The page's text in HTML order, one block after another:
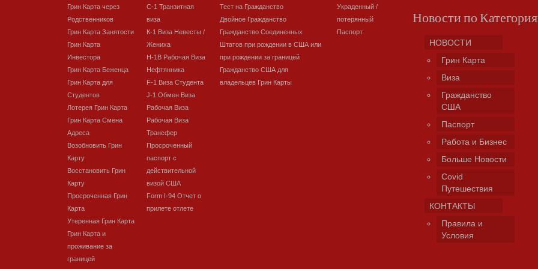
Грин Карта через
Родственников
Грин Карта Занятости
Грин Карта
Инвестора
Грин Карта Беженца
Грин Карта для
Студентов
Лотерея Грин Карта
Грин Карта Смена
Адреса
Возобновить Грин
Карту
Восстановить Грин
Карту
Просроченная Грин
Карта
Утеренная Грин Карта
Грин Карта и
проживание за
границей
C-1 Транзитная
виза
К-1 Виза Невесты /
Жениха
H-1B Рабочая Виза
Нефтянника
F-1 Виза Студента
J-1 Обмен Виза
Рабочая Виза
Рабочая Виза
Трансфер
Просроченный
паспорт с
действительной
визой США
Form I-94 Отчет о
прилете отлете
Тест на Гражданство
Двойное Гражданство
Гражданство Соединенных
Штатов при рождении в США или
при рождении за границей
Гражданство США для
владельцев Грин Карты
Украденный /
потерянный
Паспорт
Новости по
НОВОСТИ
Грин Карта
Виза
Гражданство
США
Паспорт
Работа и Бизнес
Больше Новости
Covid
Путешествия
КОНТАКТЫ
Правила и
Условия